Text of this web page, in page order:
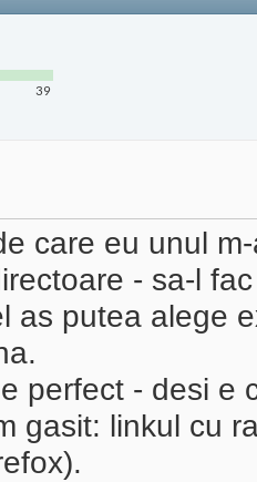
39
care eu unul
- sa-l
as putea alege
perfect - desi e
gasit: linkul cu